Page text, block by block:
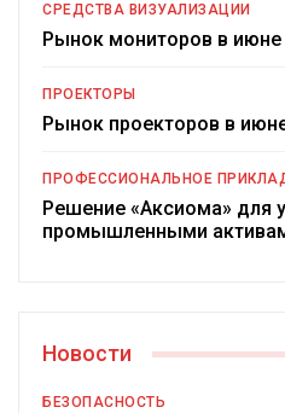
СРЕДСТВА ВИЗУАЛИЗАЦИИ
Рынок мониторов в
ПРОЕКТОРЫ
Рынок проекторов в
ПРОФЕССИОНАЛЬНОЕ
Решение «Аксиома» для
промышленными
Новости
БЕЗОПАСНОСТЬ